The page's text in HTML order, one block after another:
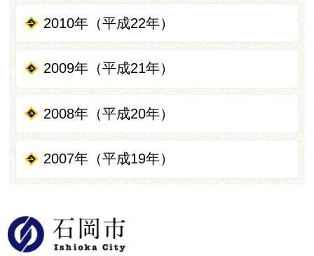
2010年（平成22年）
2009年（平成21年）
2008年（平成20年）
2007年（平成19年）